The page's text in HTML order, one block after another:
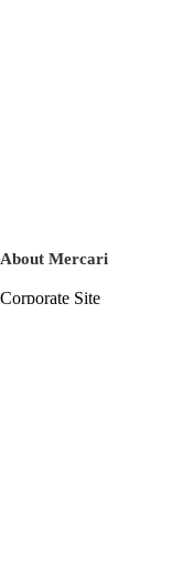
About Mercari
Corporate Site